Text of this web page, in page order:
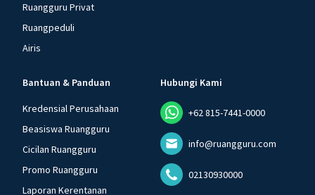
Ruangguru Privat
Ruangpeduli
Airis
Bantuan & Panduan
Kredensial Perusahaan
Beasiswa Ruangguru
Cicilan Ruangguru
Promo Ruangguru
Laporan Kerentanan
Hubungi Kami
+62 815-7441-0000
info@ruangguru.com
02130930000